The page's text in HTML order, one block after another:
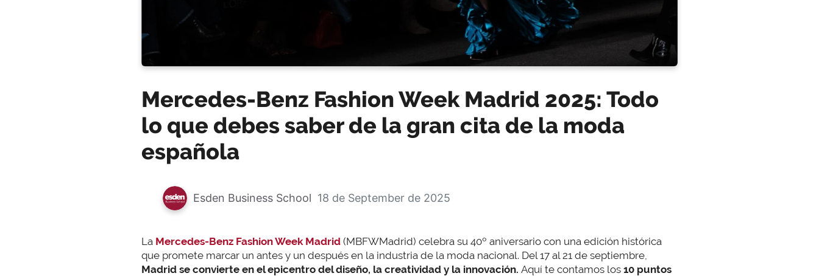
Mercedes-Benz Fashion Week Madrid 2025: Todo
lo que debes saber de la gran cita de la moda
española
Esden Business School 18 de September de 2025
La Mercedes-Benz Fashion Week Madrid (MBFWMadrid) celebra su 40º aniversario con una edición histórica
que promete marcar un antes y un después en la industria de la moda nacional. Del 17 al 21 de septiembre,
Madrid se convierte en el epicentro del diseño, la creatividad y la innovación. Aquí te contamos los 10 puntos